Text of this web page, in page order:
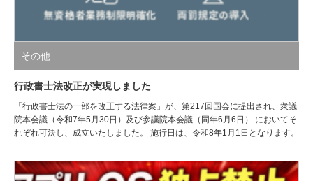
その他
行政書士法改正が実現しました
「行政書士法の一部を改正する法律案」が、第217回国会に提出され、衆議
院本会議（令和7年5月30日）及び参議院本会議（同年6月6日） においてそ
れぞれ可決し、成立いたしました。 施行日は、令和8年1月1日となります。